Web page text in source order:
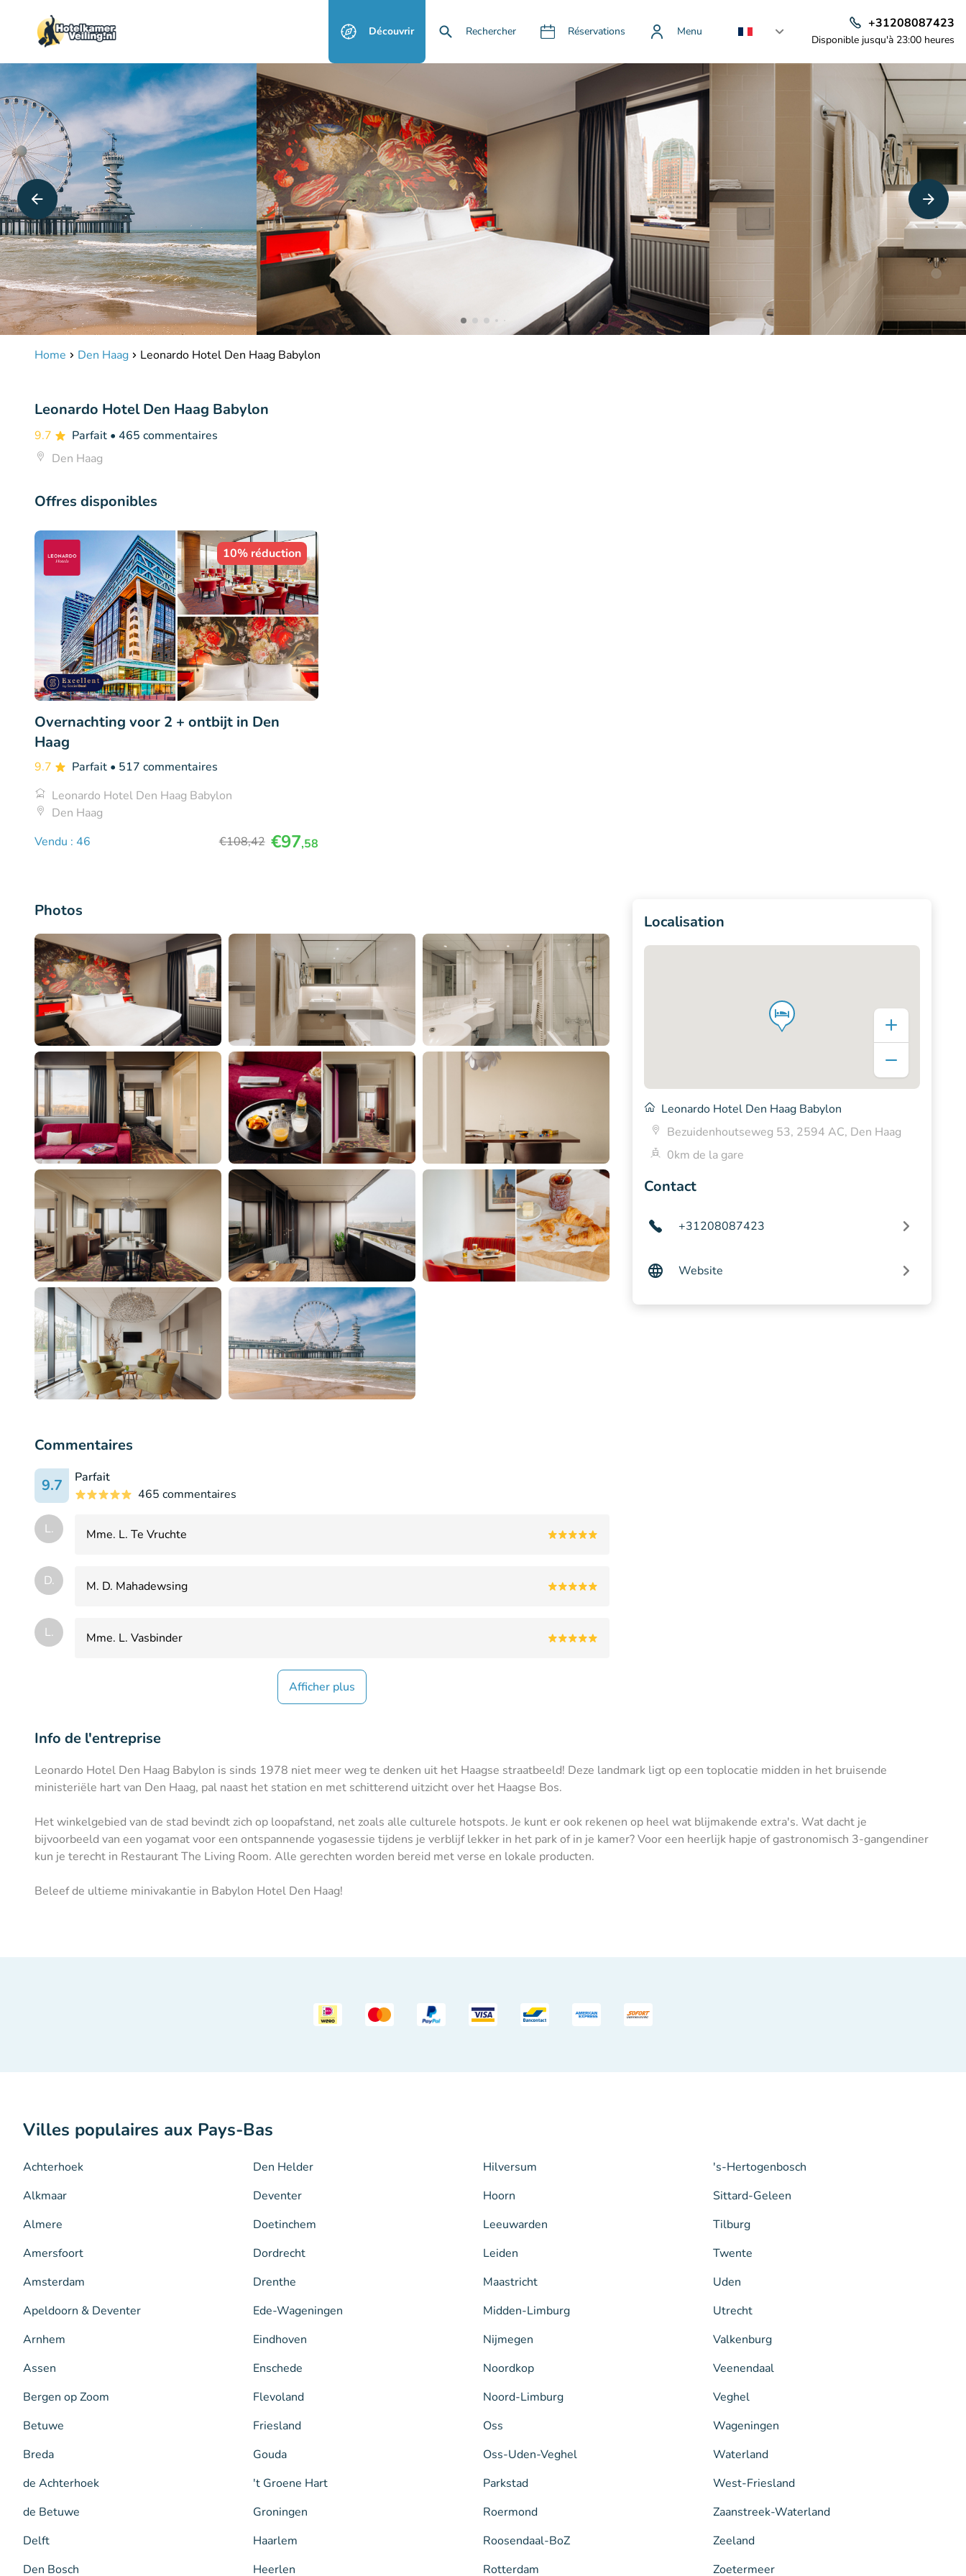
Découvrir Rechercher Réservations Menu
+31208087423
Disponible jusqu'à 23:00 heures
Home Den Haag Leonardo Hotel Den Haag Babylon
Leonardo Hotel Den Haag Babylon
9.7 Parfait • 465 commentaires
Den Haag
Offres disponibles
10% réduction
Overnachting voor 2 + ontbijt in Den
Haag
9.7 Parfait • 517 commentaires
Leonardo Hotel Den Haag Babylon
Den Haag
Vendu : 46
€108,42 €97,58
Photos
Commentaires
9.7
Parfait
465 commentaires
L. Mme. L. Te Vruchte
D. M. D. Mahadewsing
L. Mme. L. Vasbinder
Afficher plus
Localisation
Leonardo Hotel Den Haag Babylon
Bezuidenhoutseweg 53, 2594 AC, Den Haag
0km de la gare
Contact
+31208087423
Website
Info de l'entreprise
Leonardo Hotel Den Haag Babylon is sinds 1978 niet meer weg te denken uit het Haagse straatbeeld! Deze landmark ligt op een toplocatie midden in het bruisende
ministeriële hart van Den Haag, pal naast het station en met schitterend uitzicht over het Haagse Bos.
Het winkelgebied van de stad bevindt zich op loopafstand, net zoals alle culturele hotspots. Je kunt er ook rekenen op heel wat blijmakende extra's. Wat dacht je
bijvoorbeeld van een yogamat voor een ontspannende yogasessie tijdens je verblijf lekker in het park of in je kamer? Voor een heerlijk hapje of gastronomisch 3-gangendiner
kun je terecht in Restaurant The Living Room. Alle gerechten worden bereid met verse en lokale producten.
Beleef de ultieme minivakantie in Babylon Hotel Den Haag!
Villes populaires aux Pays-Bas
Achterhoek
Alkmaar
Almere
Amersfoort
Amsterdam
Apeldoorn & Deventer
Arnhem
Assen
Bergen op Zoom
Betuwe
Breda
de Achterhoek
de Betuwe
Delft
Den Bosch
Den Helder
Deventer
Doetinchem
Dordrecht
Drenthe
Ede-Wageningen
Eindhoven
Enschede
Flevoland
Friesland
Gouda
't Groene Hart
Groningen
Haarlem
Heerlen
Hilversum
Hoorn
Leeuwarden
Leiden
Maastricht
Midden-Limburg
Nijmegen
Noordkop
Noord-Limburg
Oss
Oss-Uden-Veghel
Parkstad
Roermond
Roosendaal-BoZ
Rotterdam
's-Hertogenbosch
Sittard-Geleen
Tilburg
Twente
Uden
Utrecht
Valkenburg
Veenendaal
Veghel
Wageningen
Waterland
West-Friesland
Zaanstreek-Waterland
Zeeland
Zoetermeer